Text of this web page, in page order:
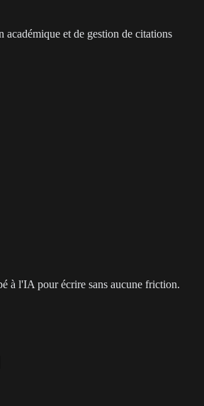
académique et de gestion de citations
à l'IA pour écrire sans aucune friction.